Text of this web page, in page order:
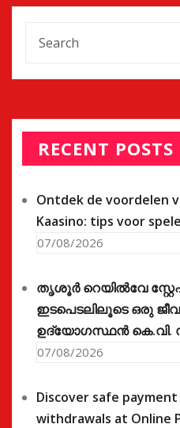
RECENT POSTS
Ontdek de voordelen
Kaasino: tips voor
07/08/2026
തൃശൂർ റെയിൽവേ
ഇടപെടലിലൂടെ ഒരു
ഉദ്യോഗസ്ഥൻ കെ.വി.
07/08/2026
Discover safe
withdrawals at Online